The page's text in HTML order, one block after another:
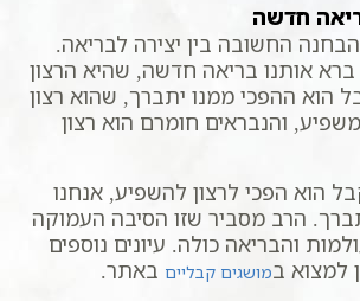
חדשה
החשובה בין יצירה לבריאה.
אותנו בריאה חדשה, שהיא הרצון
הוא ההפכי ממנו יתברך, שהוא רצון
והנבראים חומרם הוא רצון
הוא הפכי לרצון להשפיע, אנחנו
הרב מסביר שזו הסיבה העמוקה
והבריאה כולה. עיונים נוספים
למצוא במושגים קבליים באתר.